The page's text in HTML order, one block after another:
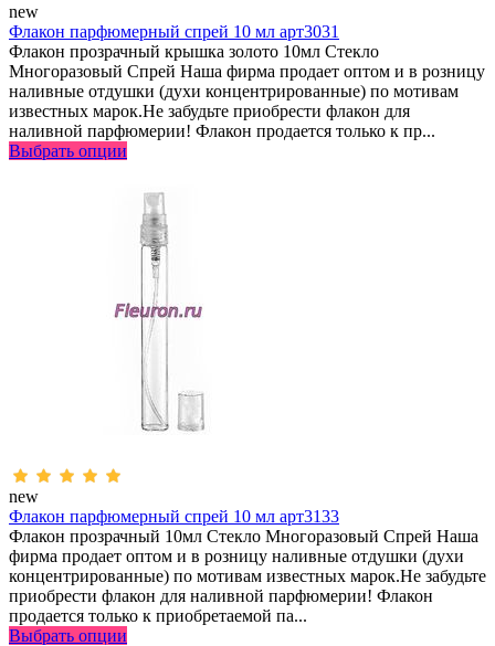
new
Флакон парфюмерный спрей 10 мл арт3031
Флакон прозрачный крышка золото 10мл Стекло
Многоразовый Спрей Наша фирма продает оптом и в розницу
наливные отдушки (духи концентрированные) по мотивам
известных марок.Не забудьте приобрести флакон для
наливной парфюмерии! Флакон продается только к пр...
Выбрать опции
new
Флакон парфюмерный спрей 10 мл арт3133
Флакон прозрачный 10мл Стекло Многоразовый Спрей Наша
фирма продает оптом и в розницу наливные отдушки (духи
концентрированные) по мотивам известных марок.Не забудьте
приобрести флакон для наливной парфюмерии! Флакон
продается только к приобретаемой па...
Выбрать опции